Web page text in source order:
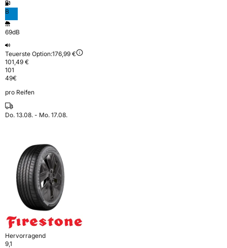
B
69dB
Teuerste Option:176,99 €
101,49 €
101
49€
pro Reifen
Do. 13.08. - Mo. 17.08.
Hervorragend
9,1